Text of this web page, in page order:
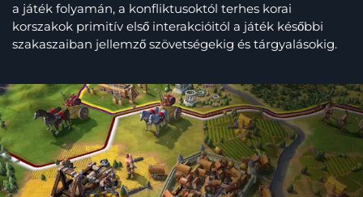
a játék folyamán, a konfliktusoktól terhes korai
korszakok primitív első interakcióitól a játék későbbi
szakaszaiban jellemző szövetségekig és tárgyalásokig.